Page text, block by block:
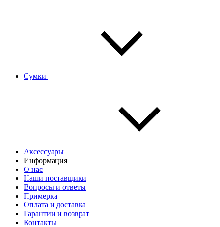
Сумки
Аксессуары
Информация
О нас
Наши поставщики
Вопросы и ответы
Примерка
Оплата и доставка
Гарантии и возврат
Контакты